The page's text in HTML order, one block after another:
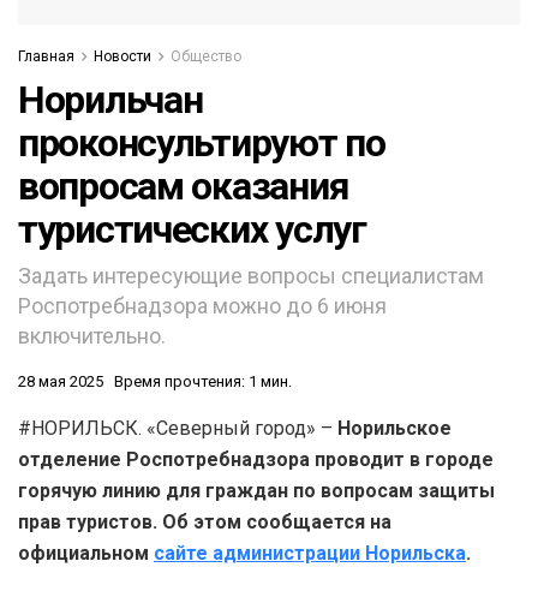
Главная Новости Общество
Норильчан
проконсультируют по
вопросам оказания
туристических услуг
Задать интересующие вопросы специалистам
Роспотребнадзора можно до 6 июня
включительно.
28 мая 2025 Время прочтения: 1 мин.
#НОРИЛЬСК. «Северный город» – Норильское
отделение Роспотребнадзора проводит в городе
горячую линию для граждан по вопросам защиты
прав туристов. Об этом сообщается на
официальном сайте администрации Норильска.